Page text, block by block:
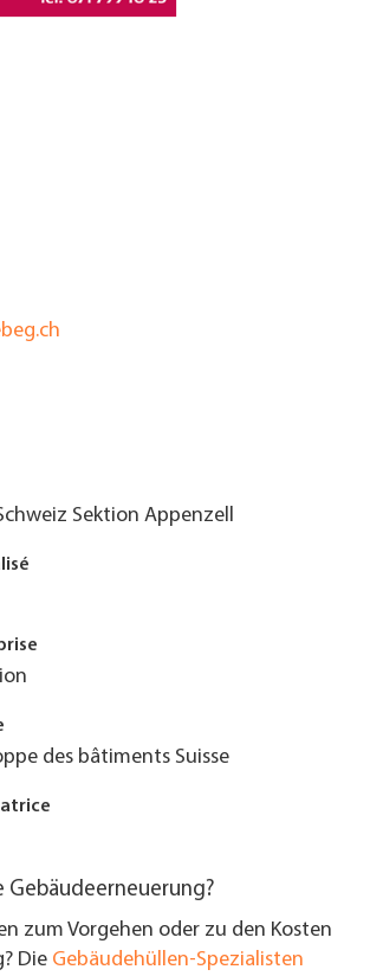
Sektion Appenzell
des bâtiments Suisse
Gebäudeerneuerung?
zum Vorgehen oder zu den Kosten
Die Gebäudehüllen-Spezialisten